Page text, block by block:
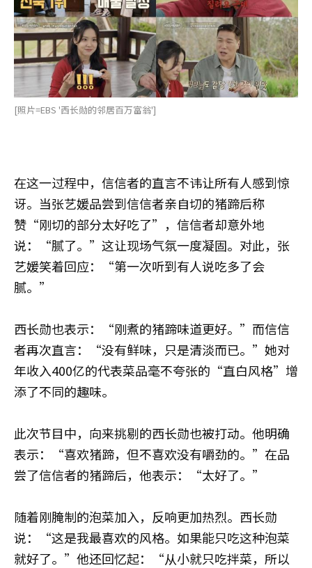
[照片=EBS '西长勋的邻居百万富翁']
在这一过程中，信信者的直言不讳让所有人感到惊
讶。当张艺媛品尝到信信者亲自切的猪蹄后称
赞“刚切的部分太好吃了”，信信者却意外地
说：“腻了。”这让现场气氛一度凝固。对此，张
艺媛笑着回应：“第一次听到有人说吃多了会
腻。”
西长勋也表示：“刚煮的猪蹄味道更好。”而信信
者再次直言：“没有鲜味，只是清淡而已。”她对
年收入400亿的代表菜品毫不夸张的“直白风格”增
添了不同的趣味。
此次节目中，向来挑剔的西长勋也被打动。他明确
表示：“喜欢猪蹄，但不喜欢没有嚼劲的。”在品
尝了信信者的猪蹄后，他表示：“太好了。”
随着刚腌制的泡菜加入，反响更加热烈。西长勋
说：“这是我最喜欢的风格。如果能只吃这种泡菜
就好了。”他还回忆起：“从小就只吃拌菜，所以